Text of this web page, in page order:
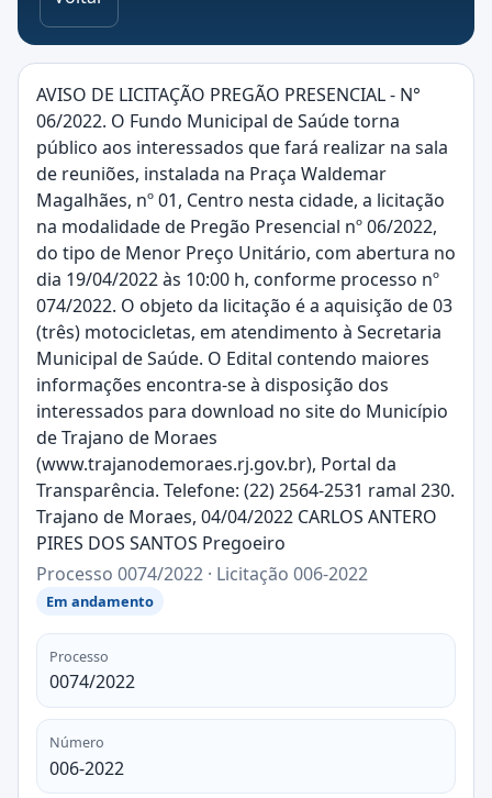
AVISO DE LICITAÇÃO PREGÃO PRESENCIAL - N°
06/2022. O Fundo Municipal de Saúde torna
público aos interessados que fará realizar na sala
de reuniões, instalada na Praça Waldemar
Magalhães, nº 01, Centro nesta cidade, a licitação
na modalidade de Pregão Presencial nº 06/2022,
do tipo de Menor Preço Unitário, com abertura no
dia 19/04/2022 às 10:00 h, conforme processo nº
074/2022. O objeto da licitação é a aquisição de 03
(três) motocicletas, em atendimento à Secretaria
Municipal de Saúde. O Edital contendo maiores
informações encontra-se à disposição dos
interessados para download no site do Município
de Trajano de Moraes
(www.trajanodemoraes.rj.gov.br), Portal da
Transparência. Telefone: (22) 2564-2531 ramal 230.
Trajano de Moraes, 04/04/2022 CARLOS ANTERO
PIRES DOS SANTOS Pregoeiro
Processo 0074/2022 · Licitação 006-2022
Em andamento
Processo
0074/2022
Número
006-2022